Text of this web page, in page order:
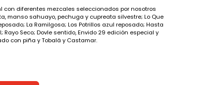
con diferentes mezcales seleccionados por nosotros
manso sahuayo, pechuga y cupreata silvestre; Lo Que
La Ramilgosa; Los Potrillos azul reposado; Hasta
Rayo Seco; Dovle sentido, Envido 29 edición especial y
con piña y Tobalá y Castamar.